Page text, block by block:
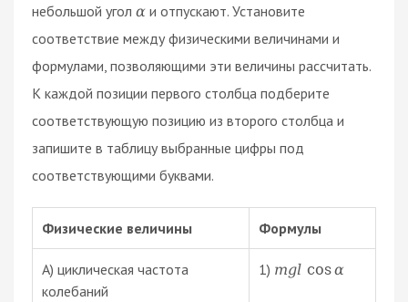
небольшой угол α и отпускают. Установите
соответствие между физическими величинами и
формулами, позволяющими эти величины рассчитать.
К каждой позиции первого столбца подберите
соответствующую позицию из второго столбца и
запишите в таблицу выбранные цифры под
соответствующими буквами.
Физические величины Формулы
А) циклическая частота
колебаний
1) mgl cosα